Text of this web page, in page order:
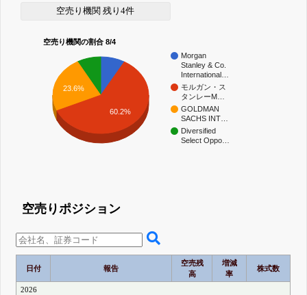
空売り機関 残り4件
空売り機関の割合 8/4
Morgan
Stanley & Co.
International…
モルガン・ス
タンレーM…
GOLDMAN
SACHS INT…
Diversified
Select Oppo…
23.6%
60.2%
空売りポジション
日付 報告
空売残
高
増減
率
株式数
2026